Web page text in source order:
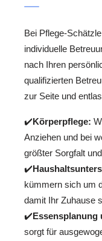
Bei Pflege-
individuelle
nach Ihren
qualifizierten
zur Seite und
✔️Körperpflege:
Anziehen und bei
größter Sorgfalt
✔️
kümmern sich um
damit Ihr Zuhause
✔️Essensplanung
sorgt für